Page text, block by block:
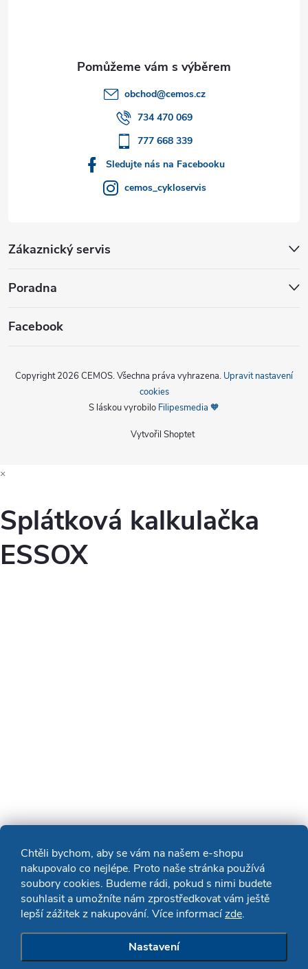
Chtěli bychom, aby se vám na našem e-shopu
nakupovalo co nejlépe. Proto naše stránka používá
soubory cookies. Budeme rádi, pokud s nimi budete
souhlasit a umožníte nám zprostředkovat vám ještě
lepší zážitek z nakupování. Více informacízde.
Nastavení
obchod@cemos.cz
734 470 069
777 668 339
Sledujte nás na Facebooku
cemos_cykloservis
Zákaznický servis
Poradna
Facebook
Vytvořil Shoptet
Copyright 2026 CEMOS. Všechna práva vyhrazena. Upravit nastavení
cookies
S láskou vyrobilo Filipesmedia 🧡
×
Splátková kalkulačka
ESSOX